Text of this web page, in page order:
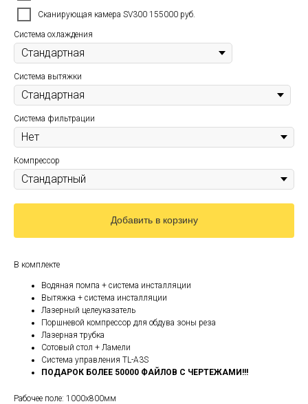
Сканирующая камера SV300 155000 руб.
Система охлаждения
Система вытяжки
Система фильтрации
Компрессор
Добавить в корзину
В комплекте
Водяная помпа + система инсталляции
Вытяжка + система инсталляции
Лазерный целеуказатель
Поршневой компрессор для обдува зоны реза
Лазерная трубка
Сотовый стол + Ламели
Система управления TL-A3S
ПОДАРОК БОЛЕЕ 50000 ФАЙЛОВ С ЧЕРТЕЖАМИ!!!
Рабочее поле: 1000х800мм